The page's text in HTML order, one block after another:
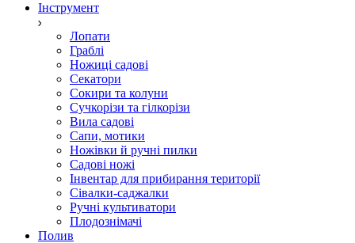
Інструмент
Лопати
Граблі
Ножиці садові
Секатори
Сокири та колуни
Сучкорізи та гілкорізи
Вила садові
Сапи, мотики
Ножівки й ручні пилки
Садові ножі
Інвентар для прибирання території
Сівалки-саджалки
Ручні культиватори
Плодознімачі
Полив